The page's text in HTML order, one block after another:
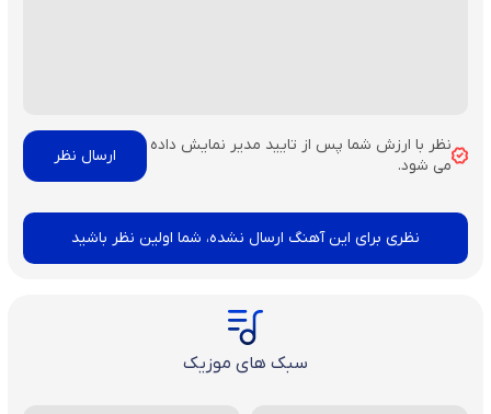
نظر با ارزش شما پس از تایید مدیر نمایش داده
می شود.
نظری برای این آهنگ ارسال نشده، شما اولین نظر باشید
سبک های موزیک